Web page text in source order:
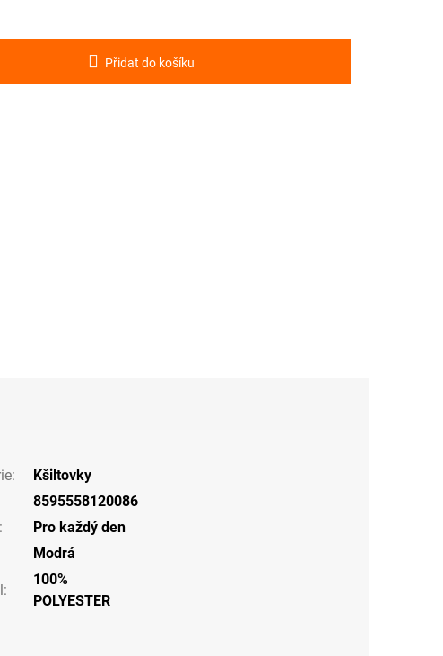
Přidat do košíku
:
Kšiltovky
8595558120086
:
Pro každý den
Modrá
:
100%
POLYESTER